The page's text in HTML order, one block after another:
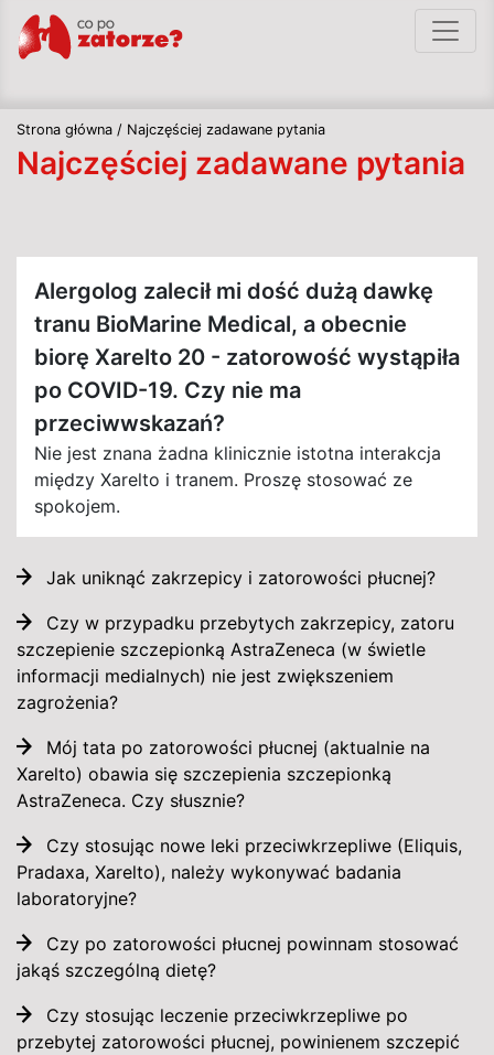
Strona główna / Najczęściej zadawane pytania
Najczęściej zadawane pytania
Alergolog zalecił mi dość dużą dawkę
tranu BioMarine Medical, a obecnie
biorę Xarelto 20 - zatorowość wystąpiła
po COVID-19. Czy nie ma
przeciwwskazań?
Nie jest znana żadna klinicznie istotna interakcja
między Xarelto i tranem. Proszę stosować ze
spokojem.
Jak uniknąć zakrzepicy i zatorowości płucnej?
Czy w przypadku przebytych zakrzepicy, zatoru
szczepienie szczepionką AstraZeneca (w świetle
informacji medialnych) nie jest zwiększeniem
zagrożenia?
Mój tata po zatorowości płucnej (aktualnie na
Xarelto) obawia się szczepienia szczepionką
AstraZeneca. Czy słusznie?
Czy stosując nowe leki przeciwkrzepliwe (Eliquis,
Pradaxa, Xarelto), należy wykonywać badania
laboratoryjne?
Czy po zatorowości płucnej powinnam stosować
jakąś szczególną dietę?
Czy stosując leczenie przeciwkrzepliwe po
przebytej zatorowości płucnej, powinienem szczepić